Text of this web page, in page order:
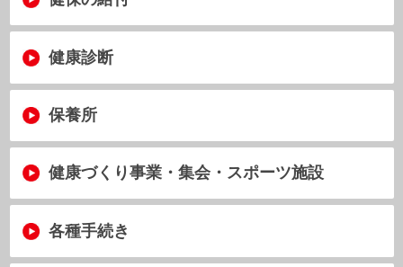
産休
死亡
立て替え払い